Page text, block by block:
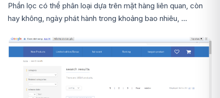
Phần lọc có thể phân loại dựa trên mặt hàng liên quan, còn
hay không, ngày phát hành trong khoảng bao nhiêu, …